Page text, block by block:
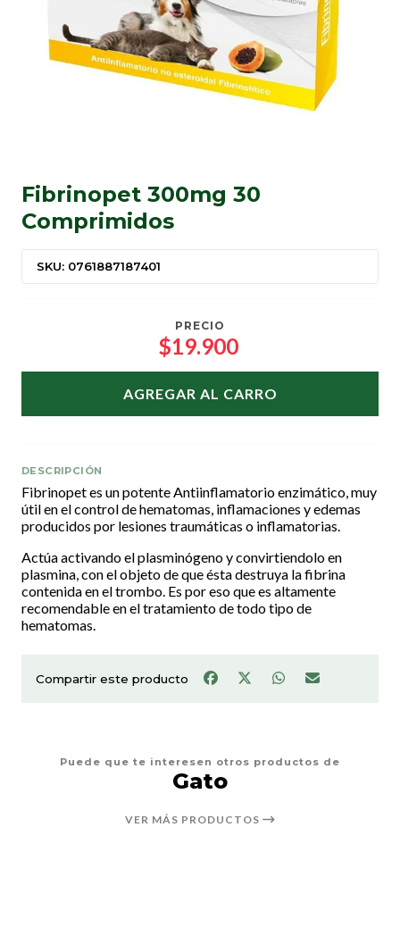
Fibrinopet 300mg 30
Comprimidos
SKU: 0761887187401
PRECIO
$19.900
AGREGAR AL CARRO
DESCRIPCIÓN
Fibrinopet es un potente Antiinflamatorio enzimático, muy
útil en el control de hematomas, inflamaciones y edemas
producidos por lesiones traumáticas o inflamatorias.
Actúa activando el plasminógeno y convirtiendolo en
plasmina, con el objeto de que ésta destruya la fibrina
contenida en el trombo. Es por eso que es altamente
recomendable en el tratamiento de todo tipo de
hematomas.
Compartir este producto
Puede que te interesen otros productos de
Gato
VER MÁS PRODUCTOS